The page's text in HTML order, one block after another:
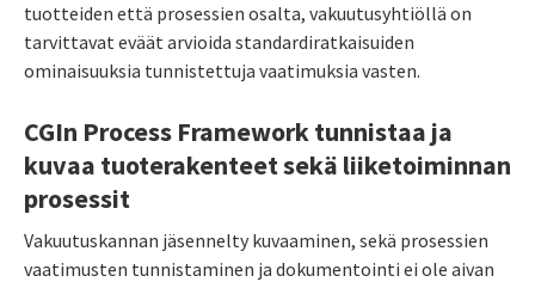
tuotteiden että prosessien osalta, vakuutusyhtiöllä on
tarvittavat eväät arvioida standardiratkaisuiden
ominaisuuksia tunnistettuja vaatimuksia vasten.
CGIn Process Framework tunnistaa ja
kuvaa tuoterakenteet sekä liiketoiminnan
prosessit
Vakuutuskannan jäsennelty kuvaaminen, sekä prosessien
vaatimusten tunnistaminen ja dokumentointi ei ole aivan